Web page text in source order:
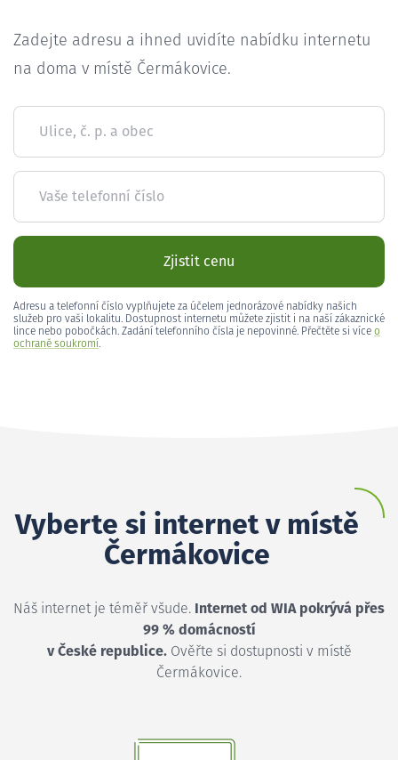
Zadejte adresu a ihned uvidíte nabídku internetu
na doma v místě Čermákovice.
Ulice, č. p. a obec
Vaše telefonní číslo
Zjistit cenu
Adresu a telefonní číslo vyplňujete za účelem jednorázové nabídky našich
služeb pro vaši lokalitu. Dostupnost internetu můžete zjistit i na naší zákaznické
lince nebo pobočkách. Zadání telefonního čísla je nepovinné. Přečtěte si více o
ochraně soukromí.
Vyberte si internet v místě
Čermákovice
Náš internet je téměř všude. Internet od WIA pokrývá přes
99 % domácností
v České republice.Ověřte si dostupnosti v místě
Čermákovice.